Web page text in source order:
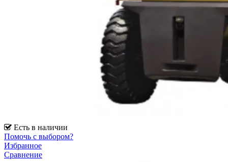
Есть в наличии
Помочь с выбором?
Избранное
Сравнение